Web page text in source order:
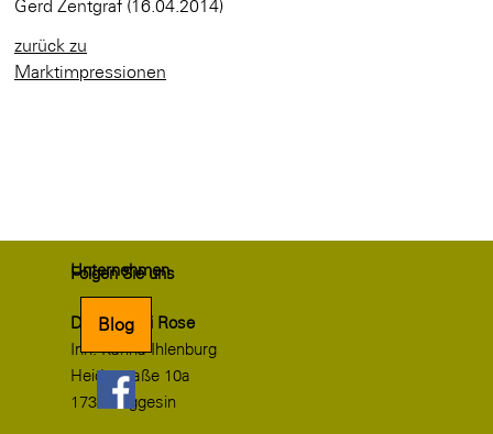
Gerd Zentgraf (16.04.2014)
zurück zu
Marktimpressionen
Unternehmen
Drechslerei Rose
Inh. Karina Ihlenburg
Heidestraße 10a
17367 Eggesin
Blog
Folgen Sie uns